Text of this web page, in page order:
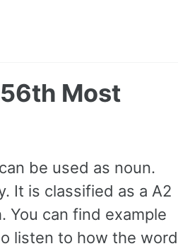
Most
be used as noun.
It is classified as a A2
You can find example
listen to how the word